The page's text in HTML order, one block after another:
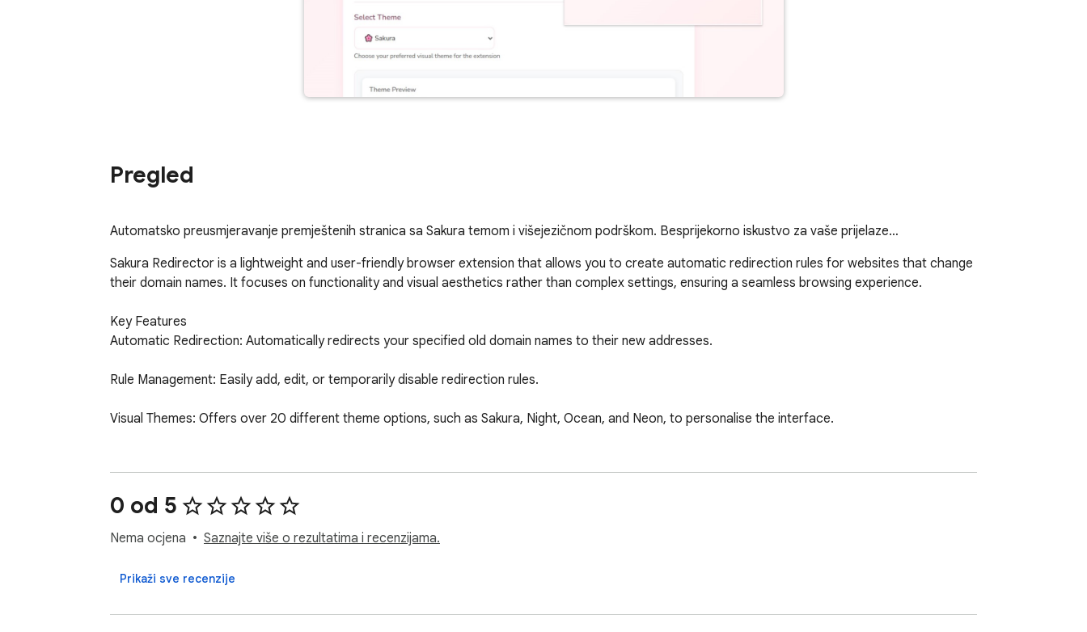
Pregled
Automatsko preusmjeravanje premještenih stranica sa Sakura temom i višejezičnom podrškom. Besprijekorno iskustvo za vaše prijelaze…
Sakura Redirector is a lightweight and user-friendly browser extension that allows you to create automatic redirection rules for websites that change
their domain names. It focuses on functionality and visual aesthetics rather than complex settings, ensuring a seamless browsing experience.
Key Features
Automatic Redirection: Automatically redirects your specified old domain names to their new addresses.
Rule Management: Easily add, edit, or temporarily disable redirection rules.
Visual Themes: Offers over 20 different theme options, such as Sakura, Night, Ocean, and Neon, to personalise the interface.
Data Backup: You can export the rules you create as a file and continue using them later by importing them onto a different device.
0 od 5
Nema ocjena Saznajte više o rezultatima i recenzijama.
Prikaži sve recenzije